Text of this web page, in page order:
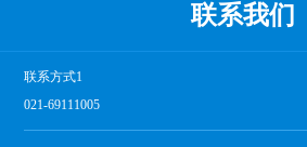
联系我们
联系方式1
021-69111005